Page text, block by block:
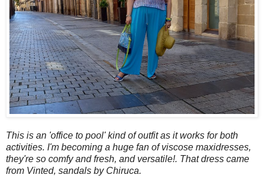
This is an 'office to pool' kind of outfit as it works for both
activities. I'm becoming a huge fan of viscose maxidresses,
they're so comfy and fresh, and versatile!. That dress came
from Vinted, sandals by Chiruca.